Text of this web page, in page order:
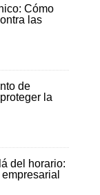
Cómo
las
de
la
del horario: